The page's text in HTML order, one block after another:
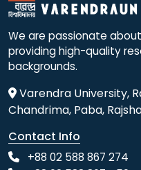
We are passionate
providing high-quality
backgrounds.
Varendra University,
Chandrima, Paba,
Contact Info
+88 02 588 867 274